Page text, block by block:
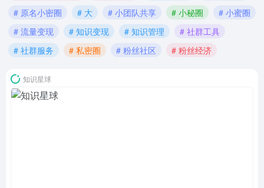
# 原名小密圈
# 大 # 小团队共享 # 小秘圈
# 小蜜圈
# 流量变现
# 知识变现 # 知识管理
# 社群工具
# 社群服务
# 私密圈 # 粉丝社区 # 粉丝经济
知识星球